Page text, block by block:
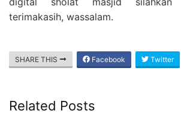
terimakasih, wassalam.
SHARE THIS Facebook Twitter
Related Posts